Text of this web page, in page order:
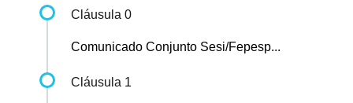
Cláusula 0
Comunicado Conjunto Sesi/Fepesp...
Cláusula 1